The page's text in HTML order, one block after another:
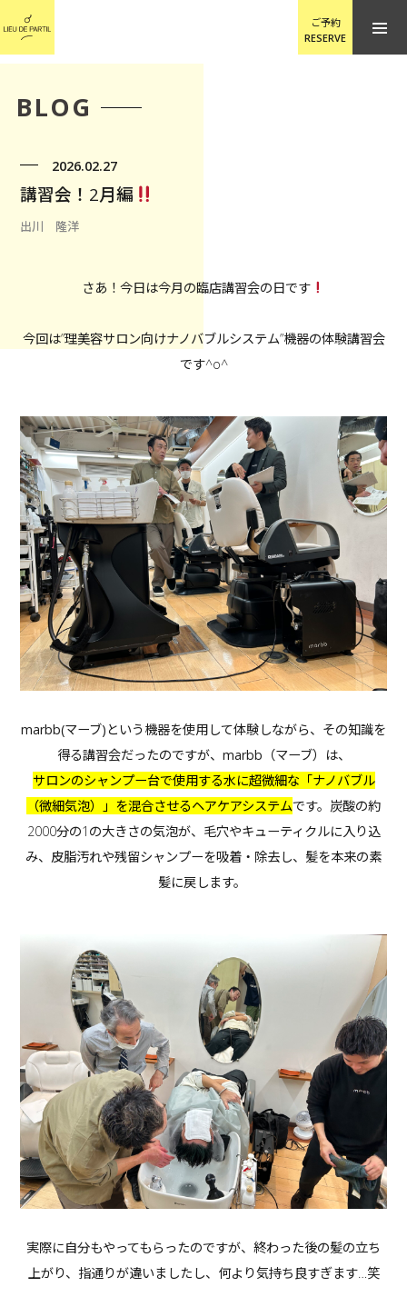
ご予約
RESERVE
BLOG
2026.02.27
講習会！2月編
出川 隆洋
さあ！今日は今月の臨店講習会の日です
今回は”理美容サロン向けナノバブルシステム”機器の体験講習会
です^o^
marbb(マーブ)という機器を使用して体験しながら、その知識を
得る講習会だったのですが、marbb（マーブ）は、
サロンのシャンプー台で使用する水に超微細な「ナノバブル
（微細気泡）」を混合させるヘアケアシステムです。炭酸の約
2000分の1の大きさの気泡が、毛穴やキューティクルに入り込
み、皮脂汚れや残留シャンプーを吸着・除去し、髪を本来の素
髪に戻します。
実際に自分もやってもらったのですが、終わった後の髪の立ち
上がり、指通りが違いましたし、何より気持ち良すぎます…笑